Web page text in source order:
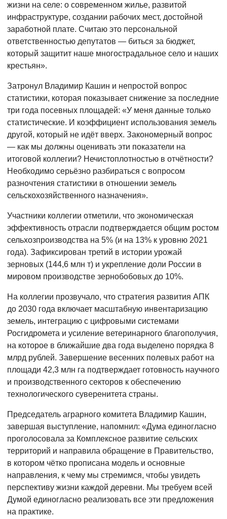
жизни на селе: о современном жилье, развитой
инфраструктуре, создании рабочих мест, достойной
заработной плате. Считаю это персональной
ответственностью депутатов — биться за бюджет,
который защитит наше многострадальное село и наших
крестьян».
Затронул Владимир Кашин и непростой вопрос
статистики, которая показывает снижение за последние
три года посевных площадей: «У меня данные только
статистические. И коэффициент использования земель
другой, который не идёт вверх. Закономерный вопрос
— как мы должны оценивать эти показатели на
итоговой коллегии? Нечистоплотностью в отчётности?
Необходимо серьёзно разбираться с вопросом
разночтения статистики в отношении земель
сельскохозяйственного назначения».
Участники коллегии отметили, что экономическая
эффективность отрасли подтверждается общим ростом
сельхозпроизводства на 5% (и на 13% к уровню 2021
года). Зафиксирован третий в истории урожай
зерновых (144,6 млн т) и укрепление доли России в
мировом производстве зернобобовых до 10%.
На коллегии прозвучало, что стратегия развития АПК
до 2030 года включает масштабную инвентаризацию
земель, интеграцию с цифровыми системами
Росгидромета и усиление ветеринарного благополучия,
на которое в ближайшие два года выделено порядка 8
млрд рублей. Завершение весенних полевых работ на
площади 42,3 млн га подтверждает готовность научного
и производственного секторов к обеспечению
технологического суверенитета страны.
Председатель аграрного комитета Владимир Кашин,
завершая выступление, напомнил: «Дума единогласно
проголосовала за Комплексное развитие сельских
территорий и направила обращение в Правительство,
в котором чётко прописана модель и основные
направления, к чему мы стремимся, чтобы увидеть
перспективу жизни каждой деревни. Мы требуем всей
Думой единогласно реализовать все эти предложения
на практике.